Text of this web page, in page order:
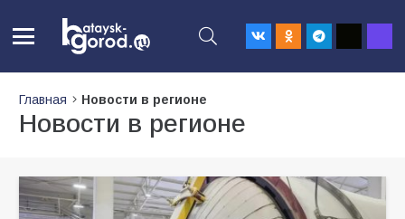
Главная Новости в регионе
Новости в регионе